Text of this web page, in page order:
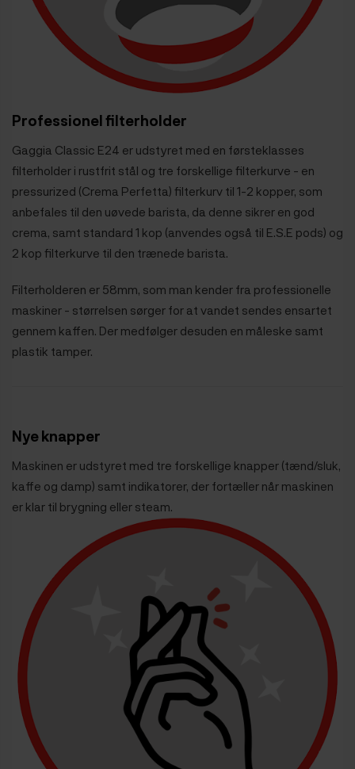
Professionel filterholder
Gaggia Classic E24 er udstyret med en førsteklasses
filterholder i rustfrit stål og tre forskellige filterkurve - en
pressurized (Crema Perfetta) filterkurv til 1-2 kopper, som
anbefales til den uøvede barista, da denne sikrer en god
crema, samt standard 1 kop (anvendes også til E.S.E pods) og
2 kop filterkurve til den trænede barista.
Filterholderen er 58mm, som man kender fra professionelle
maskiner - størrelsen sørger for at vandet sendes ensartet
gennem kaffen. Der medfølger desuden en måleske samt
plastik tamper.
Nye knapper
Maskinen er udstyret med tre forskellige knapper (tænd/sluk,
kaffe og damp) samt indikatorer, der fortæller når maskinen
er klar til brygning eller steam.